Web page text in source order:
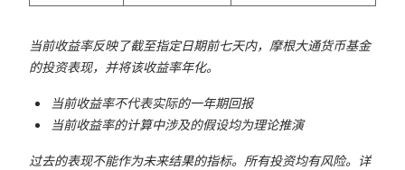
当前收益率反映了截至指定日期前七天内，摩根大通货币基金
的投资表现，并将该收益率年化。
当前收益率不代表实际的一年期回报
当前收益率的计算中涉及的假设均为理论推演
过去的表现不能作为未来结果的指标。所有投资均有风险。详